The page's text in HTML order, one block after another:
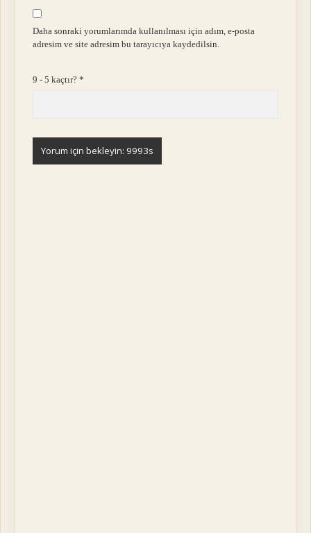
Daha sonraki yorumlarımda kullanılması için adım, e-posta
adresim ve site adresim bu tarayıcıya kaydedilsin.
9 - 5 kaçtır?*